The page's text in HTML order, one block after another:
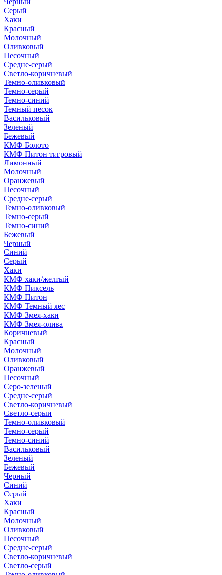
Серый
Хаки
Красный
Молочный
Оливковый
Песочный
Средне-серый
Светло-коричневый
Темно-оливковый
Темно-серый
Темно-синий
Темный песок
Васильковый
Зеленый
Бежевый
КМФ Болото
КМФ Питон тигровый
Лимонный
Молочный
Оранжевый
Песочный
Средне-серый
Темно-оливковый
Темно-серый
Темно-синий
Бежевый
Черный
Синий
Серый
Хаки
КМФ хаки/желтый
КМФ Пиксель
КМФ Питон
КМФ Темный лес
КМФ Змея-хаки
КМФ Змея-олива
Коричневый
Красный
Молочный
Оливковый
Оранжевый
Песочный
Серо-зеленый
Средне-серый
Светло-коричневый
Светло-серый
Темно-оливковый
Темно-серый
Темно-синий
Васильковый
Зеленый
Бежевый
Черный
Синий
Серый
Хаки
Красный
Молочный
Оливковый
Песочный
Средне-серый
Светло-коричневый
Светло-серый